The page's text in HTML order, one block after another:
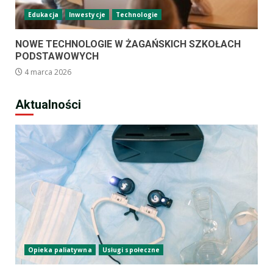
Edukacja Inwestycje Technologie
NOWE TECHNOLOGIE W ŻAGAŃSKICH SZKOŁACH
PODSTAWOWYCH
4 marca 2026
Aktualności
Opieka paliatywna Usługi społeczne